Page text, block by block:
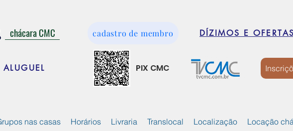
chácara CMC
ALUGUEL
cadastro de membro DÍZIMOS E OFERTAS
PIX CMC
nas casas Horários Livraria Translocal Localização Locação